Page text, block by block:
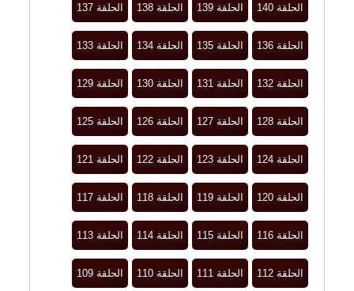
الحلقة 140 الحلقة 139 الحلقة 138 الحلقة 137
الحلقة 136 الحلقة 135 الحلقة 134 الحلقة 133
الحلقة 132 الحلقة 131 الحلقة 130 الحلقة 129
الحلقة 128 الحلقة 127 الحلقة 126 الحلقة 125
الحلقة 124 الحلقة 123 الحلقة 122 الحلقة 121
الحلقة 120 الحلقة 119 الحلقة 118 الحلقة 117
الحلقة 116 الحلقة 115 الحلقة 114 الحلقة 113
الحلقة 112 الحلقة 111 الحلقة 110 الحلقة 109